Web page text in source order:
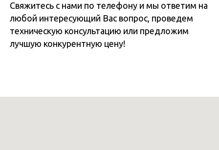
Свяжитесь с нами по телефону и мы ответим на
любой интересующий Вас вопрос, проведем
техническую консультацию или предложим
лучшую конкурентную цену!